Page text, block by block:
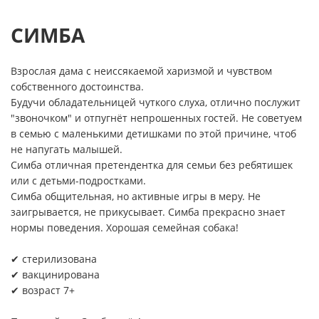
СИМБА
Взрослая дама с неиссякаемой харизмой и чувством
собственного достоинства.
Будучи обладательницей чуткого слуха, отлично послужит
"звоночком" и отпугнёт непрошенных гостей. Не советуем
в семью с маленькими детишками по этой причине, чтоб
не напугать малышей.
Симба отличная претендентка для семьи без ребятишек
или с детьми-подростками.
Симба общительная, но активные игры в меру. Не
заигрывается, не прикусывает. Симба прекрасно знает
нормы поведения. Хорошая семейная собака!
✔ стерилизована
✔ вакцинирована
✔ возраст 7+